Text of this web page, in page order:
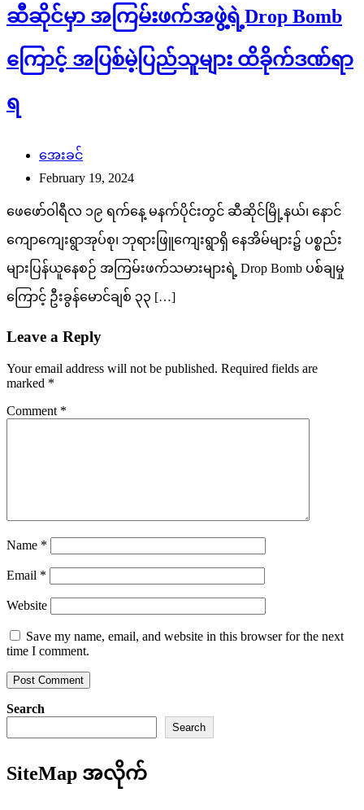
ဆီဆိုင်မှာ အကြမ်းဖက်အဖွဲ့ရဲ့Drop Bomb
ကြောင့် အပြစ်မဲ့ပြည်သူများ ထိခိုက်ဒဏ်ရာ
ရ
အေးခင်
February 19, 2024
ဖေဖော်ဝါရီလ ၁၉ ရက်နေ့ မနက်ပိုင်းတွင် ဆီဆိုင်မြို့နယ်၊ နောင်
ကျောကျေးရွာအုပ်စု၊ ဘုရားဖြူကျေးရွာရှိ နေအိမ်များ၌ ပစ္စည်း
များပြန်ယူနေစဉ် အကြမ်းဖက်သမားများရဲ့ Drop Bomb ပစ်ချမှု
ကြောင့် ဦးခွန်မောင်ချစ် ၃၃ […]
Leave a Reply
Your email address will not be published. Required fields are
marked *
Comment *
Name *
Email *
Website
Save my name, email, and website in this browser for the next
time I comment.
Search
Search
SiteMap အလိုက်